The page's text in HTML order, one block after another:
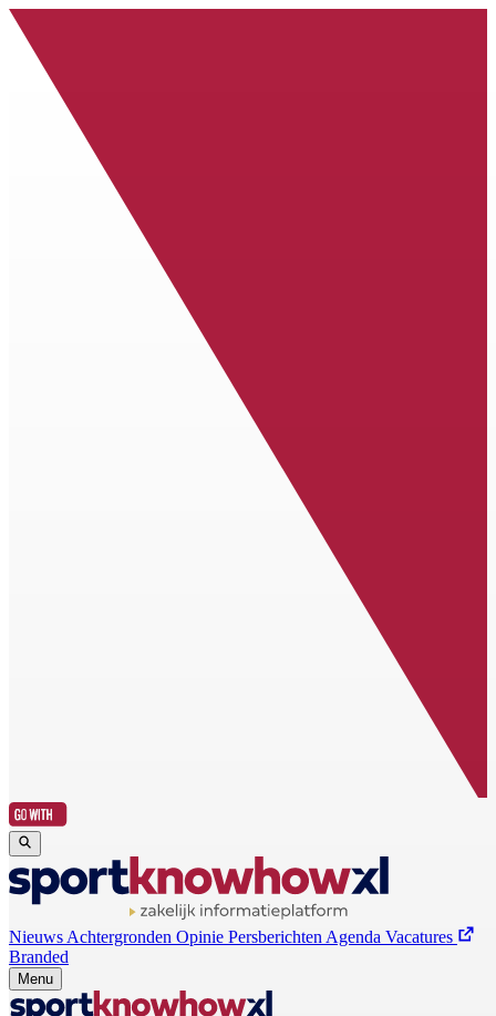
Nieuws Achtergronden Opinie Persberichten Agenda Vacatures
Branded
Menu